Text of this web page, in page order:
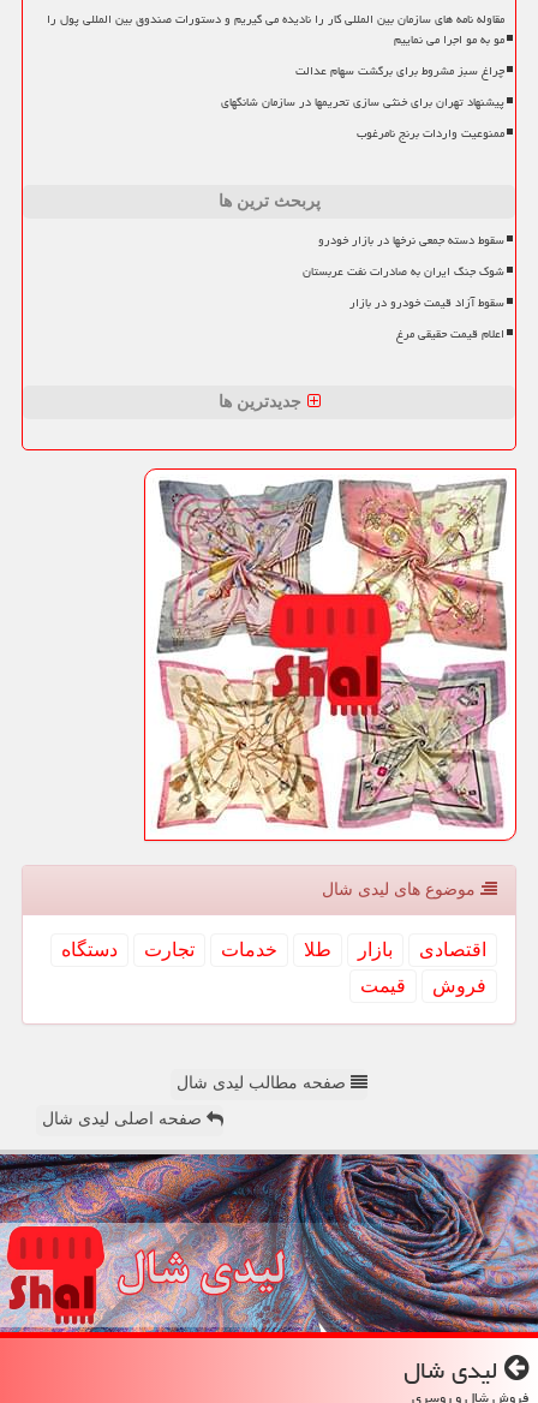
مقاوله نامه های سازمان بین المللی کار را نادیده می گیریم و دستورات صندوق بین المللی پول را
مو به مو اجرا می نماییم
چراغ سبز مشروط برای برگشت سهام عدالت
پیشنهاد تهران برای خنثی سازی تحریمها در سازمان شانگهای
ممنوعیت واردات برنج نامرغوب
پربحث ترین ها
سقوط دسته جمعی نرخها در بازار خودرو
شوک جنگ ایران به صادرات نفت عربستان
سقوط آزاد قیمت خودرو در بازار
اعلام قیمت حقیقی مرغ
جدیدترین ها
موضوع های لیدی شال
اقتصادی بازار طلا خدمات تجارت
دستگاه
فروش
قیمت
صفحه مطالب لیدی شال
صفحه اصلی لیدی شال
لیدی شال
فروش شال و روسری